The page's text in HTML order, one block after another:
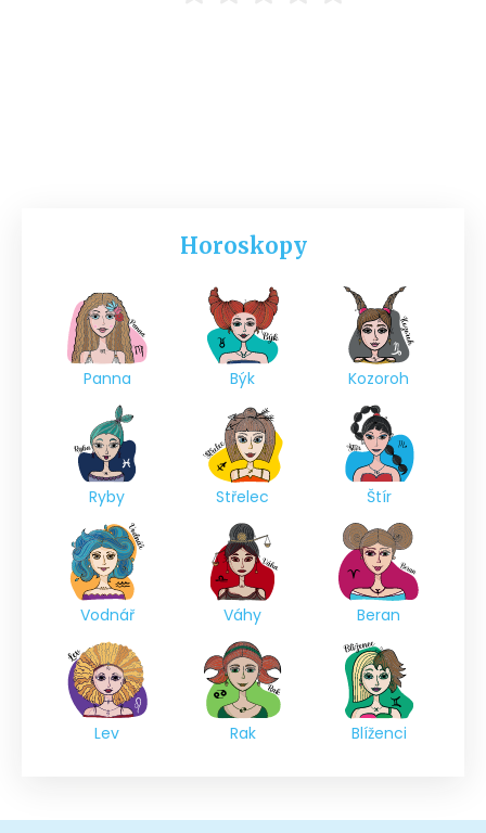
Horoskopy
Panna Býk Kozoroh
Ryby Střelec Štír
Vodnář Váhy Beran
Lev Rak Blíženci